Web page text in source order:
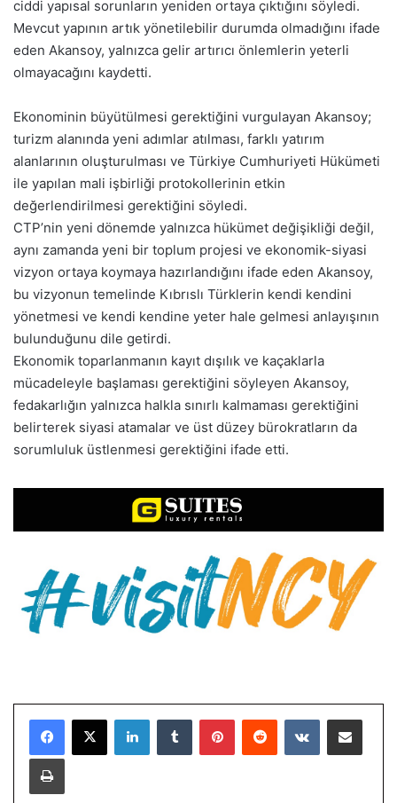
ciddi yapısal sorunların yeniden ortaya çıktığını söyledi.
Mevcut yapının artık yönetilebilir durumda olmadığını ifade
eden Akansoy, yalnızca gelir artırıcı önlemlerin yeterli
olmayacağını kaydetti.
Ekonominin büyütülmesi gerektiğini vurgulayan Akansoy;
turizm alanında yeni adımlar atılması, farklı yatırım
alanlarının oluşturulması ve Türkiye Cumhuriyeti Hükümeti
ile yapılan mali işbirliği protokollerinin etkin
değerlendirilmesi gerektiğini söyledi.
CTP’nin yeni dönemde yalnızca hükümet değişikliği değil,
aynı zamanda yeni bir toplum projesi ve ekonomik-siyasi
vizyon ortaya koymaya hazırlandığını ifade eden Akansoy,
bu vizyonun temelinde Kıbrıslı Türklerin kendi kendini
yönetmesi ve kendi kendine yeter hale gelmesi anlayışının
bulunduğunu dile getirdi.
Ekonomik toparlanmanın kayıt dışılık ve kaçaklarla
mücadeleyle başlaması gerektiğini söyleyen Akansoy,
fedakarlığın yalnızca halkla sınırlı kalmaması gerektiğini
belirterek siyasi atamalar ve üst düzey bürokratların da
sorumluluk üstlenmesi gerektiğini ifade etti.
LinkedInTumblr PinterestReddit VKontakteE-Posta ile paylaş
Yazdır